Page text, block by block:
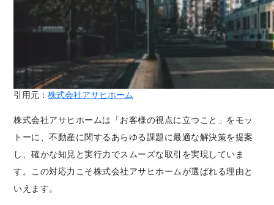
引用元： 株式会社アサヒホーム
株式会社アサヒホームは「お客様の視点に立つこと」をモッ
トーに、不動産に関するあらゆる課題に最適な解決策を提案
し、確かな知見と実行力でスムーズな取引を実現していま
す。この対応力こそ株式会社アサヒホームが選ばれる理由と
いえます。